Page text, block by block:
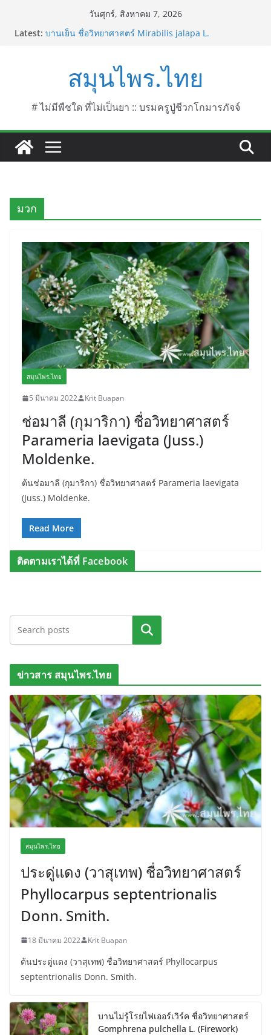
วันศุกร์, สิงหาคม 7, 2026
Latest: บานเย็น ชื่อวิทยาศาสตร์ Mirabilis jalapa L.
บานไม่รู้โรยไฟเออร์เวิร์ค ชื่อวิทยาศาสตร์ Gomphrena
pulchella L. (Firework)
บานไม่รู้โรยป่า ชื่อวิทยาศาสตร์ Gomphrena
celosioides Mart.
สมุนไพร.ไทย
# ไม่มีพืชใด ที่ไม่เป็นยา :: บรมครูปู่ชีวกโกมารภัจจ์
มวก
สมุนไพร.ไทย
5 มีนาคม 2022 Krit Buapan
ช่อมาลี (กุมาริกา) ชื่อวิทยาศาสตร์
Parameria laevigata (Juss.)
Moldenke.
ต้นช่อมาลี (กุมาริกา) ชื่อวิทยาศาสตร์ Parameria laevigata
(Juss.) Moldenke.
Read More
ติดตามเราได้ที่ Facebook
ค้นหา
ข่าวสาร สมุนไพร.ไทย
สมุนไพร.ไทย
ประดู่แดง (วาสุเทพ) ชื่อวิทยาศาสตร์
Phyllocarpus septentrionalis
Donn. Smith.
18 มีนาคม 2022 Krit Buapan
ต้นประดู่แดง (วาสุเทพ) ชื่อวิทยาศาสตร์ Phyllocarpus
septentrionalis Donn. Smith.
บานไม่รู้โรยไฟเออร์เวิร์ค ชื่อวิทยาศาสตร์
Gomphrena pulchella L. (Firework)